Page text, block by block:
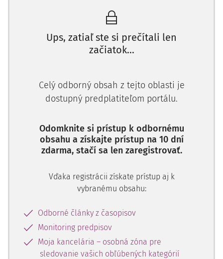
univerzity v Trnave, jednak vrúcnym privítaním účastníkov
aj divákov konferencie a tiež stručným načrtnutím hlavnej
myšlienkovej línie konferencie - snahy o uchopenie
spôsobilosti práva reagovať na premenlivosť momentálnej
hodnôt, hrozba terorizmu, posilňovanie extrémnych
politických prúdov, či digitalizácia života, ...).
následne po úvodnom slove zahájil svojim príspevkom o
etických aspektoch práva v Európe na začiatku 21. storočia
odbornú časť prvého dňa Trnavských právnických dní 20
Ups, zatiaľ ste si prečítali len
začiatok...
Celý odborný obsah z tejto oblasti je
dostupný predplatiteľom portálu.
Odomknite si prístup k odbornému
obsahu a získajte prístup na 10 dní
zdarma, stačí sa len zaregistrovať.
Vďaka registrácii získate prístup aj k
vybranému obsahu:
Odborné články z časopisov
Monitoring predpisov
Moja kancelária – osobná zóna pre
sledovanie vašich obľúbených kategórií